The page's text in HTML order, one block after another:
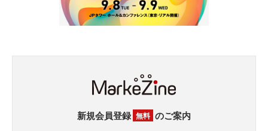
新規会員登録 無料 のご案内